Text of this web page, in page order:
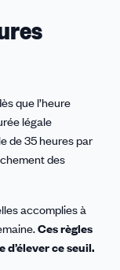
que l’heure
légale
de 35 heures par
des
accomplies à
Ces règles
d’élever ce seuil.